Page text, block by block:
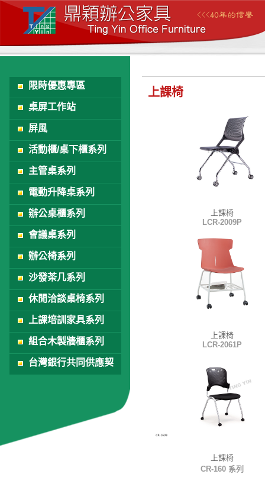
限時優惠專區
桌屏工作站
屏風
活動櫃/桌下櫃系列
主管桌系列
電動升降桌系列
辦公桌櫃系列
會議桌系列
辦公椅系列
沙發茶几系列
休閒洽談桌椅系列
上課培訓家具系列
組合木製牆櫃系列
台灣銀行共同供應契
上課椅
上課椅
LCR-2009P
上課椅
LCR-2061P
上課椅
CR-160 系列